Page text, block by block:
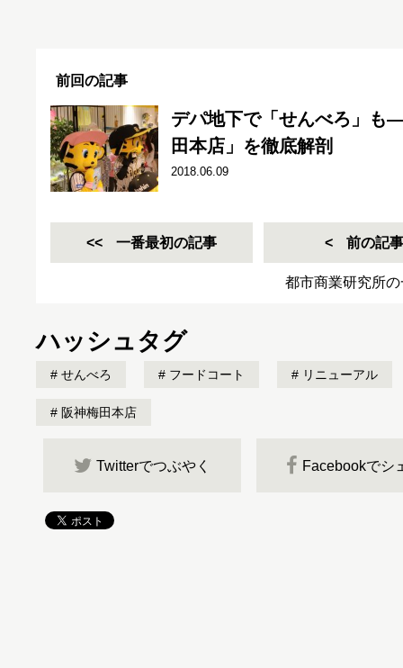
前回の記事
デパ地下で「せんべろ」
田本店」を徹底解剖
2018.06.09
一番最初の記事 前の記事
都市商業研究所
ハッシュタグ
せんべろ フードコート リニューアル
阪神梅田本店
Twitterでつぶやく Facebookでシ